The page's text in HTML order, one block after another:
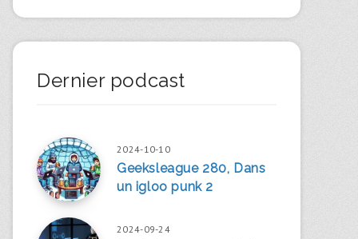
Dernier podcast
2024-10-10
Geeksleague 280, Dans
un igloo punk 2
2024-09-24